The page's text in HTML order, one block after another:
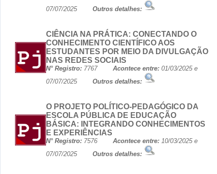
07/07/2025 Outros detalhes:
CIÊNCIA NA PRÁTICA: CONECTANDO O
CONHECIMENTO CIENTÍFICO AOS
ESTUDANTES POR MEIO DA DIVULGAÇÃO
NAS REDES SOCIAIS
N° Registro: 7767 Acontece entre: 01/03/2025 e
07/07/2025 Outros detalhes:
O PROJETO POLÍTICO-PEDAGÓGICO DA
ESCOLA PÚBLICA DE EDUCAÇÃO
BÁSICA: INTEGRANDO CONHECIMENTOS
E EXPERIÊNCIAS
N° Registro: 7576 Acontece entre: 10/03/2025 e
07/07/2025 Outros detalhes: